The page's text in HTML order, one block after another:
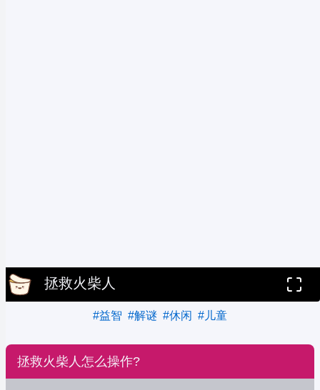
拯救火柴人
#益智 #解谜 #休闲 #儿童
拯救火柴人怎么操作?